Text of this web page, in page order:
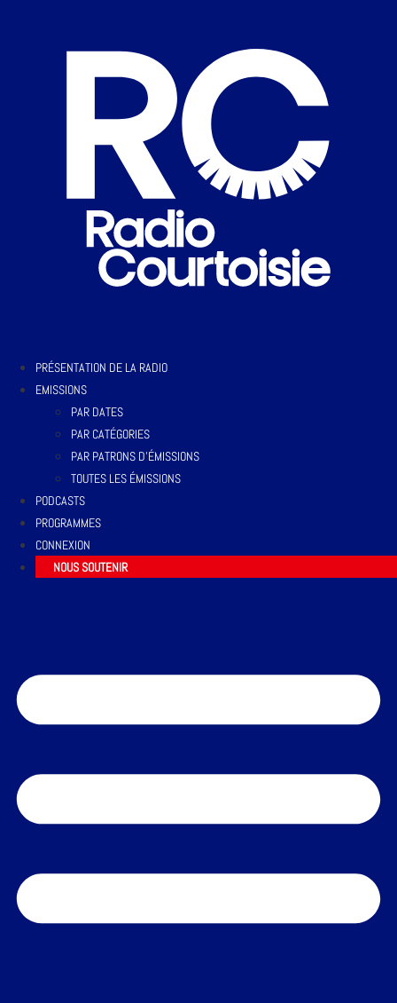
PRÉSENTATION DE LA RADIO
EMISSIONS
PAR DATES
PAR CATÉGORIES
PAR PATRONS D’ÉMISSIONS
TOUTES LES ÉMISSIONS
PODCASTS
PROGRAMMES
CONNEXION
NOUS SOUTENIR